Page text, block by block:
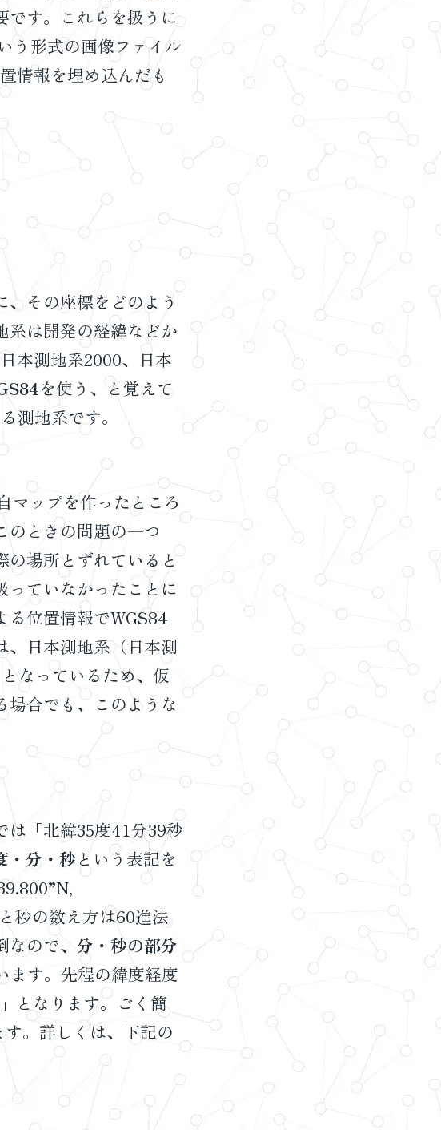
です。これらを扱うに
う形式の画像ファイル
情報を埋め込んだも
その座標をどのよう
系は開発の経緯などか
本測地系2000、日本
を使う、と覚えて
測地系です。
マップを作ったところ
のときの問題の一つ
の場所とずれていると
っていなかったことに
る位置情報でWGS84
、日本測地系（日本測
なっているため、仮
場合でも、このような
は「北緯35度41分39秒
・分・秒 という表記を
秒の数え方は60進法
ので、 分・秒の部分
ます。先程の緯度経度
となります。ごく簡
。詳しくは、下記の